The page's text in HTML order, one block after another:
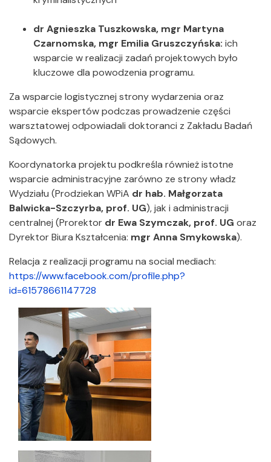
dr Agnieszka Tuszkowska, mgr Martyna
Czarnomska, mgr Emilia Gruszczyńska: ich
wsparcie w realizacji zadań projektowych było
kluczowe dla powodzenia programu.
Za wsparcie logistycznej strony wydarzenia oraz
wsparcie ekspertów podczas prowadzenie części
warsztatowej odpowiadali doktoranci z Zakładu Badań
Sądowych.
Koordynatorka projektu podkreśla również istotne
wsparcie administracyjne zarówno ze strony władz
Wydziału (Prodziekan WPiA dr hab. Małgorzata
Balwicka-Szczyrba, prof. UG), jak i administracji
centralnej (Prorektor dr Ewa Szymczak, prof. UG oraz
Dyrektor Biura Kształcenia: mgr Anna Smykowska).
Relacja z realizacji programu na social mediach:
https://www.facebook.com/profile.php?
id=61578661147728